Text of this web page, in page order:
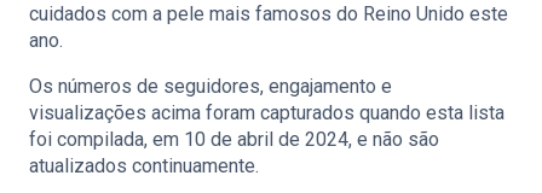
cuidados com a pele mais famosos do Reino Unido este
ano.
Os números de seguidores, engajamento e
visualizações acima foram capturados quando esta lista
foi compilada, em 10 de abril de 2024, e não são
atualizados continuamente.